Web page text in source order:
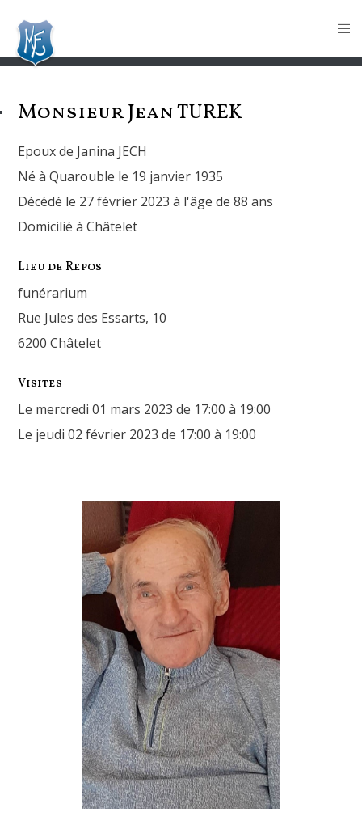
Monsieur JeanTUREK
Epoux de Janina JECH
Né à Quarouble le 19 janvier 1935
Décédé le 27 février 2023 à l'âge de 88 ans
Domicilié à Châtelet
Lieu de Repos
funérarium
Rue Jules des Essarts, 10
6200 Châtelet
Visites
Le mercredi 01 mars 2023 de 17:00 à 19:00
Le jeudi 02 février 2023 de 17:00 à 19:00